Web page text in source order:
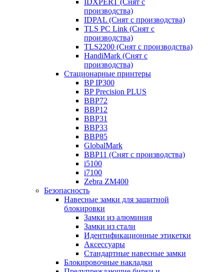
IDXPERT (Снят с
производства)
IDPAL (Снят с производства)
TLS PC Link (Снят с
производства)
TLS2200 (Снят с производства)
HandiMark (Снят с
производства)
Стационарные принтеры
BP IP300
BP Precision PLUS
BBP72
BBP12
BBP31
BBP33
BBP85
GlobalMark
BBP11 (Снят с производства)
i5100
i7100
Zebra ZM400
Безопасность
Навесные замки для защитной
блокировки
Замки из алюминия
Замки из стали
Идентификационные этикетки
Аксессуары
Стандартные навесные замки
Блокировочные накладки